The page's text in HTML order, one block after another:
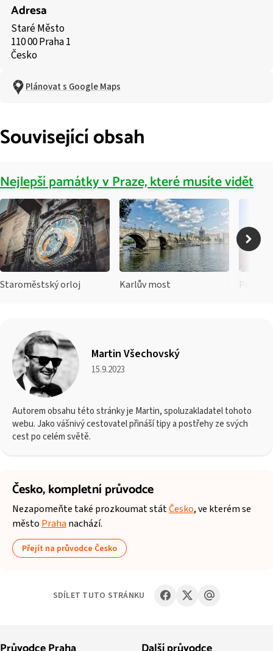
Adresa
Staré Město
110 00 Praha 1
Česko
Plánovat s Google Maps
Související obsah
Nejlepší památky v Praze, které musíte vidět
Staroměstský orloj Karlův most Prašná
Martin Všechovský
15.9.2023
Autorem obsahu této stránky je Martin, spoluzakladatel tohoto
webu. Jako vášnivý cestovatel přináší tipy a postřehy ze svých
cest po celém světě.
Česko,kompletní průvodce
Nezapomeňte také prozkoumat státČesko, ve kterém se
město Praha nachází.
Přejít na průvodce Česko
SDÍLET TUTO STRÁNKU